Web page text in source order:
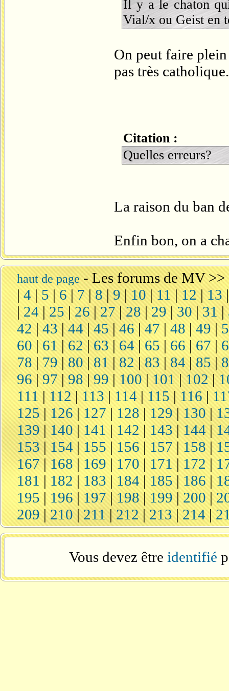
Il y a le chaton
Vial/x ou Geist en
On peut faire
pas très catholique.
Citation :
Quelles erreurs?
La raison du ban
Enfin bon, on a
haut de page-Les forums de MV>>
|4| 5|6 |7|8|9|10|11 |12|13
|24 |25|26|27|28|29| 30|31 |
42|43|44|45|46|47 |48 |49|
60 | 61|62|63|64| 65| 66 |67 |
78| 79|80|81|82|83|84 |85|
96|97|98|99 |100|101|102|
111 |112| 113 | 114| 115| 116|
125|126|127 | 128 |129|130|
139|140|141 | 142 | 143|144|
153|154|155 |156 |157 |158|
167|168 | 169 | 170 | 171 |172 |
181 | 182 | 183 | 184 | 185 |186|
195 | 196 |197|198|199|200 |
209|210|211|212|213|214|
Vous devez être identifié